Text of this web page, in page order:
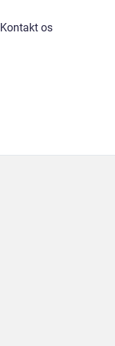
Kontakt os